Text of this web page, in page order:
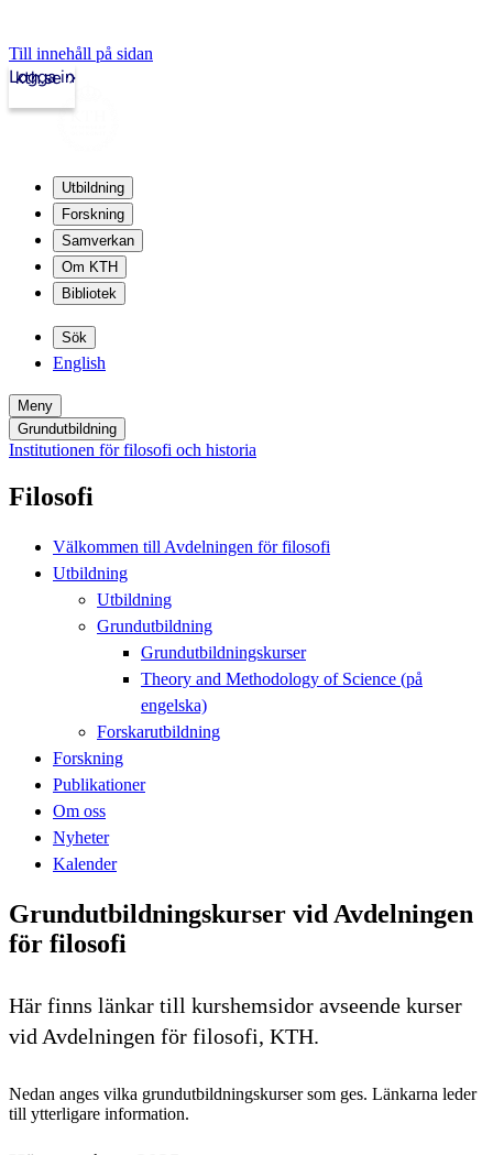
Till innehåll på sidan
kth.se
Logga in
Utbildning
Forskning
Samverkan
Om KTH
Bibliotek
Sök
English
Meny
Grundutbildning
Institutionen för filosofi och historia
Filosofi
Välkommen till Avdelningen för filosofi
Utbildning
Utbildning
Grundutbildning
Grundutbildningskurser
Theory and Methodology of Science (på
engelska)
Forskarutbildning
Forskning
Publikationer
Om oss
Nyheter
Kalender
Grundutbildningskurser vid Avdelningen
för filosofi
Här finns länkar till kurshemsidor avseende kurser
vid Avdelningen för filosofi, KTH.
Nedan anges vilka grundutbildningskurser som ges. Länkarna leder
till ytterligare information.